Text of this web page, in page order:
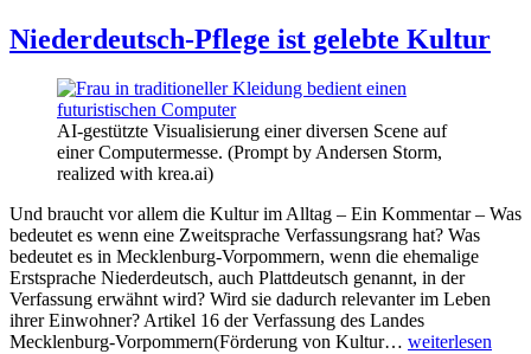
Niederdeutsch-Pflege ist gelebte Kultur
AI-gestützte Visualisierung einer diversen Scene auf
einer Computermesse. (Prompt by Andersen Storm,
realized with krea.ai)
Und braucht vor allem die Kultur im Alltag – Ein Kommentar – Was
bedeutet es wenn eine Zweitsprache Verfassungsrang hat? Was
bedeutet es in Mecklenburg-Vorpommern, wenn die ehemalige
Erstsprache Niederdeutsch, auch Plattdeutsch genannt, in der
Verfassung erwähnt wird? Wird sie dadurch relevanter im Leben
ihrer Einwohner? Artikel 16 der Verfassung des Landes
Mecklenburg-Vorpommern(Förderung von Kultur… Niederdeutsch-
weiterlesen